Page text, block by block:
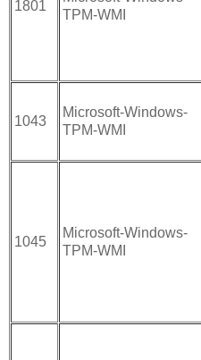
1801
TPM-WMI
1043
Microsoft-Windows-
TPM-WMI
1045
Microsoft-Windows-
TPM-WMI